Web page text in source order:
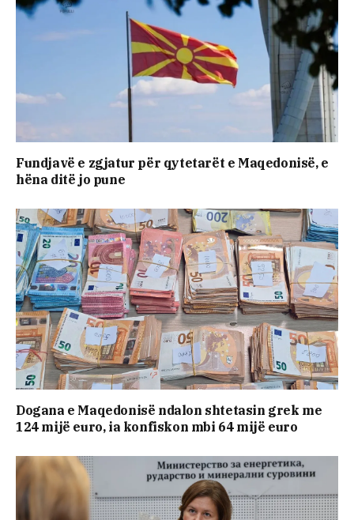
Fundjavë e zgjatur për qytetarët e Maqedonisë, e
hëna ditë jo pune
Dogana e Maqedonisë ndalon shtetasin grek me
124 mijë euro, ia konfiskon mbi 64 mijë euro